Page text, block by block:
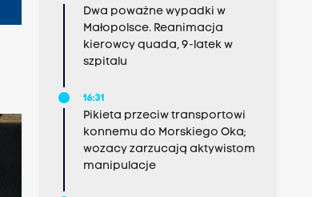
Dwa poważne wypadki w
Małopolsce. Reanimacja
kierowcy quada, 9-latek w
szpitalu
16:31
Pikieta przeciw transportowi
konnemu do Morskiego Oka;
wozacy zarzucają aktywistom
manipulacje